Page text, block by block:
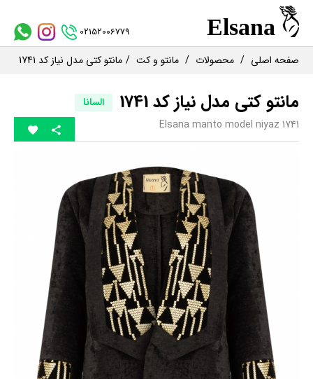
02152006779
صفحه اصلی محصولات مانتو و کت مانتو کتی مدل نیاز کد 1741
مانتو کتی مدل نیاز کد 1741
السانا
Elsana manto model niyaz 1741